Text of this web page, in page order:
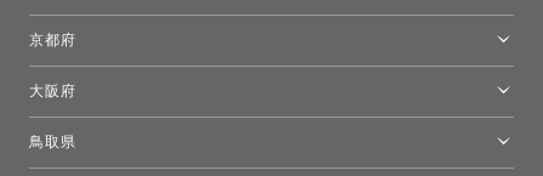
京都府
大阪府
鳥取県